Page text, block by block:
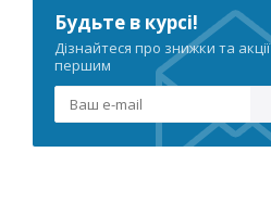
Будьте в курсі!
Дізнайтеся про знижки та акції
першим